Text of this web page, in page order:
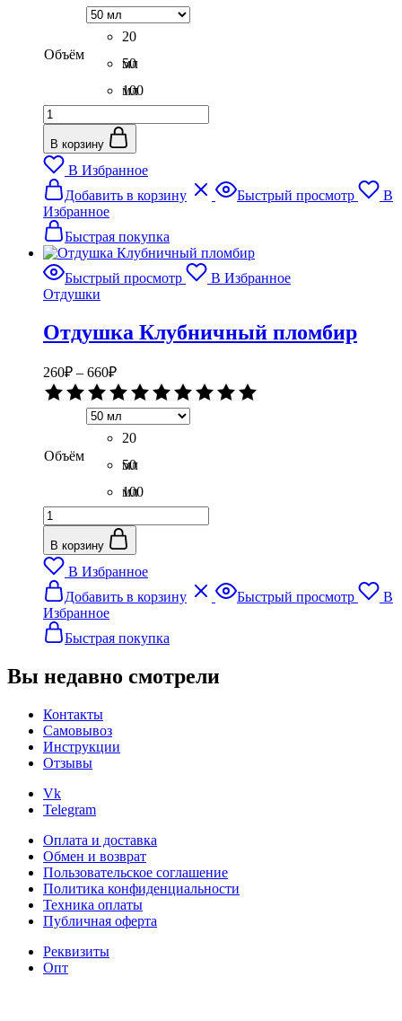
–
840₽
Объём
20
мл
50
мл
100
Количество
товара
Отдушка
Фисташковое
пирожное
В корзину
В Избранное
Добавить в корзину
Этот
товар
вариаций.
Опции
можно
странице
товара.
Быстрый просмотр
В
Избранное
Быстрая покупка
Быстрый просмотр
В Избранное
Отдушки
Отдушка Клубничный пломбир
260₽ – 660₽Диапазон
цен:
260₽
–
660₽
Объём
20
мл
50
мл
100
Количество
товара
Отдушка
Клубничный
пломбир
В корзину
В Избранное
Добавить в корзину
Этот
товар
можно
Быстрый просмотр
В
Избранное
Быстрая покупка
Вы недавно смотрели
Контакты
Самовывоз
Инструкции
Отзывы
Vk
Telegram
Оплата и доставка
Обмен и возврат
Пользовательское соглашение
Политика конфиденциальности
Техника оплаты
Публичная оферта
Реквизиты
Опт